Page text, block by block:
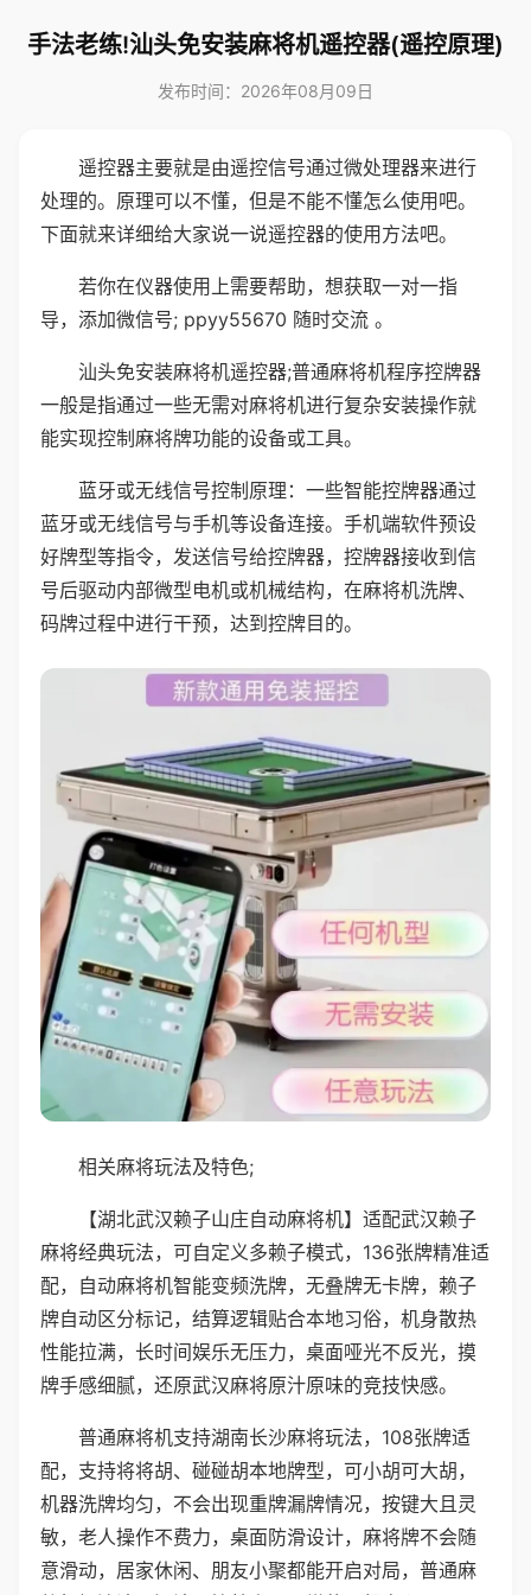
手法老练!汕头免安装麻将机遥控器(遥控原理)
发布时间：2026年08月09日
遥控器主要就是由遥控信号通过微处理器来进行
处理的。原理可以不懂，但是不能不懂怎么使用吧。
下面就来详细给大家说一说遥控器的使用方法吧。
若你在仪器使用上需要帮助，想获取一对一指
导，添加微信号; ppyy55670 随时交流 。
汕头免安装麻将机遥控器;普通麻将机程序控牌器
一般是指通过一些无需对麻将机进行复杂安装操作就
能实现控制麻将牌功能的设备或工具。
蓝牙或无线信号控制原理：一些智能控牌器通过
蓝牙或无线信号与手机等设备连接。手机端软件预设
好牌型等指令，发送信号给控牌器，控牌器接收到信
号后驱动内部微型电机或机械结构，在麻将机洗牌、
码牌过程中进行干预，达到控牌目的。
相关麻将玩法及特色;
【湖北武汉赖子山庄自动麻将机】适配武汉赖子
麻将经典玩法，可自定义多赖子模式，136张牌精准适
配，自动麻将机智能变频洗牌，无叠牌无卡牌，赖子
牌自动区分标记，结算逻辑贴合本地习俗，机身散热
性能拉满，长时间娱乐无压力，桌面哑光不反光，摸
牌手感细腻，还原武汉麻将原汁原味的竞技快感。
普通麻将机支持湖南长沙麻将玩法，108张牌适
配，支持将将胡、碰碰胡本地牌型，可小胡可大胡，
机器洗牌均匀，不会出现重牌漏牌情况，按键大且灵
敏，老人操作不费力，桌面防滑设计，麻将牌不会随
意滑动，居家休闲、朋友小聚都能开启对局，普通麻